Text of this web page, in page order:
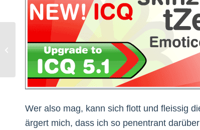
Wer also mag, kann sich flott und fleissig
ärgert mich, dass ich so penentrant
Sevenload goes Gamma